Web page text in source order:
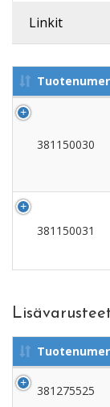
Linkit
381150030
381150031
381275525